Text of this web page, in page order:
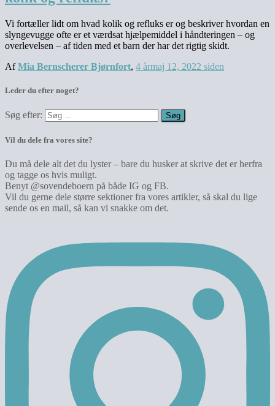
Vi fortæller lidt om hvad kolik og refluks er og beskriver hvordan en
slyngevugge ofte er et værdsat hjælpemiddel i håndteringen – og
overlevelsen – af tiden med et barn der har det rigtig skidt.
AfMia Bernscherer Bjørnfort, 4 årmaj 12, 2022 siden
Leder du efter noget?
Søg efter:
Vil du dele fra vores site?
Du må dele alt det du lyster – bare du husker at skrive det er herfra
og tagge os hvis muligt.
Benyt @sovendeboern på både IG og FB.
Vil du gerne dele større sektioner fra vores artikler, så skal du lige
sende os en mail, så kan vi snakke om det.